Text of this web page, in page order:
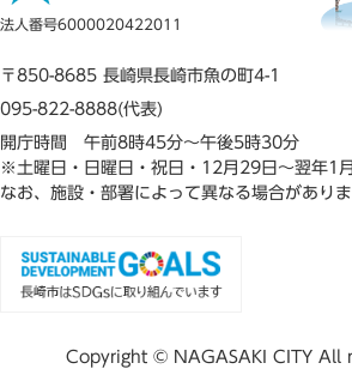
法人番号6000020422011
〒850-8685 長崎県長崎市魚の町4-1
095-822-8888(代表)
開庁時間 午前8時45分～午後5時30分
※土曜日・日曜日・祝日・12月29日～翌年1
なお、施設・部署によって異なる場合がありま
Copyright © NAGASAKI CITY All